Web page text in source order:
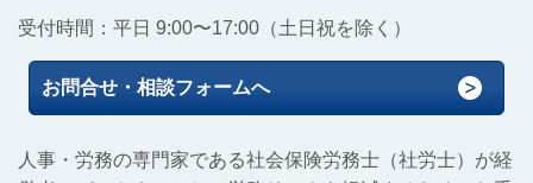
受付時間：平日 9:00〜17:00（土日祝を除く）
お問合せ・相談フォームへ
人事・労務の専門家である社会保険労務士（社労士）が経